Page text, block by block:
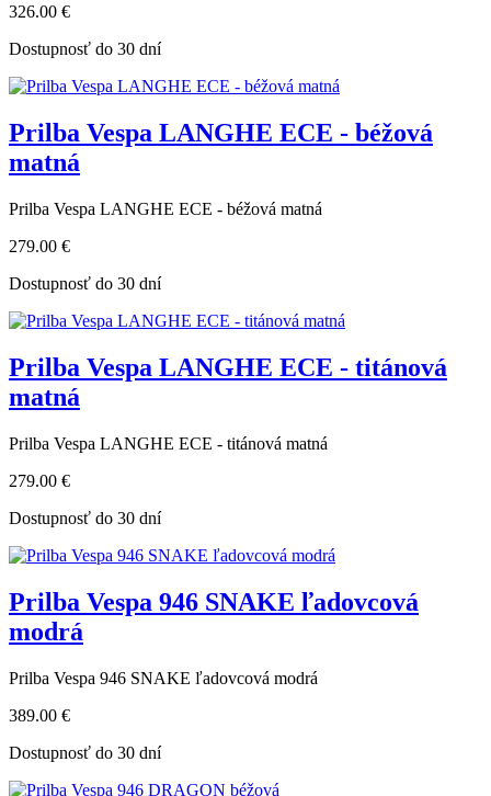
326.00 €
Dostupnosť do 30 dní
Prilba Vespa LANGHE ECE - béžová
matná
Prilba Vespa LANGHE ECE - béžová matná
279.00 €
Dostupnosť do 30 dní
Prilba Vespa LANGHE ECE - titánová
matná
Prilba Vespa LANGHE ECE - titánová matná
279.00 €
Dostupnosť do 30 dní
Prilba Vespa 946 SNAKE ľadovcová
modrá
Prilba Vespa 946 SNAKE ľadovcová modrá
389.00 €
Dostupnosť do 30 dní